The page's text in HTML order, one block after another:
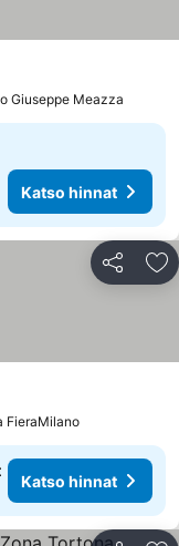
Giuseppe Meazza
Katso hinnat
Jaa
FieraMilano
Katso hinnat